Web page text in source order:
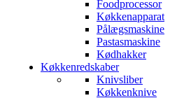
Foodprocessor
Køkkenapparat
Pålægsmaskine
Pastasmaskine
Kødhakker
Køkkenredskaber
Knivsliber
Køkkenknive